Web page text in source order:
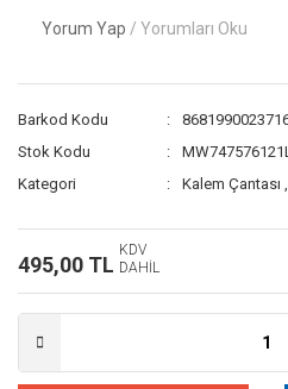
Yorum Yap / Yorumları Oku
Barkod Kodu
Stok Kodu
Kategori
Kalem Çantası
495,00 TL
KDV
DAHİL